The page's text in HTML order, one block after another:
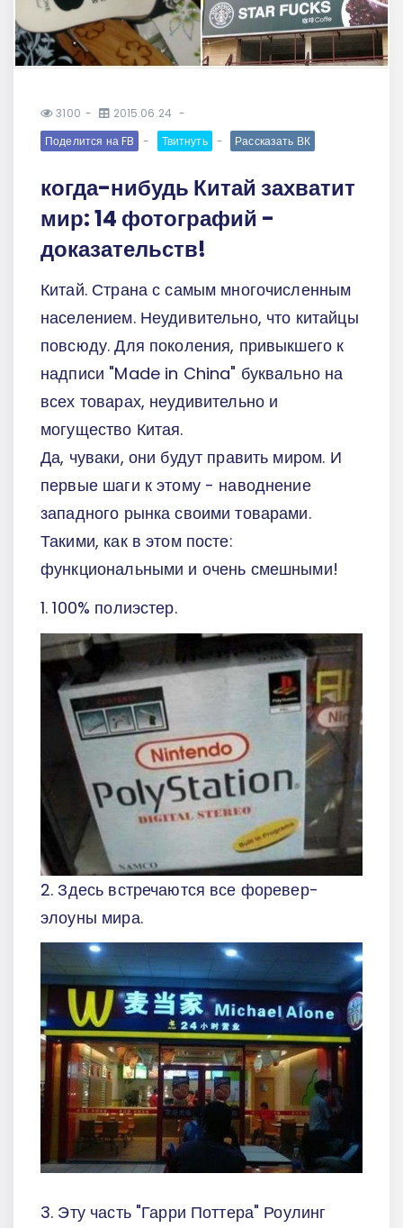
3100
2015.06.24
Поделится на FB
Твитнуть Рассказать ВК
когда-нибудь Китай захватит
мир: 14 фотографий -
доказательств!
Китай. Страна с самым многочисленным
населением. Неудивительно, что китайцы
повсюду. Для поколения, привыкшего к
надписи "Made in China" буквально на
всех товарах, неудивительно и
могущество Китая.
Да, чуваки, они будут править миром. И
первые шаги к этому - наводнение
западного рынка своими товарами.
Такими, как в этом посте:
функциональными и очень смешными!
1. 100% полиэстер.
2. Здесь встречаются все форевер-
элоуны мира.
3. Эту часть "Гарри Поттера" Роулинг